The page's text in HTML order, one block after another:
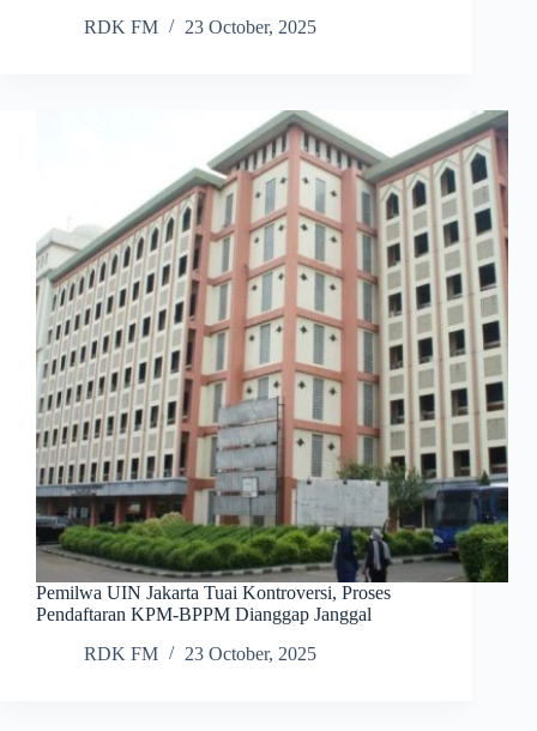
RDK FM
23 October, 2025
Pemilwa UIN Jakarta Tuai Kontroversi, Proses
Pendaftaran KPM-BPPM Dianggap Janggal
RDK FM
23 October, 2025